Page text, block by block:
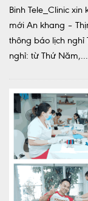
Binh Tele_Clinic
mới An khang –
thông báo lịch nghỉ
nghỉ: từ Thứ Năm,...